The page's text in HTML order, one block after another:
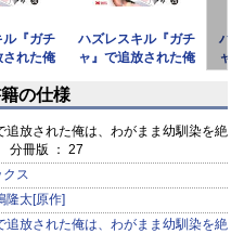
『ガチ
された俺
縁
ハズレスキル『ガチ
ャ』で追放された俺
ハ
ャ
next
の仕様
追放された俺は、わがまま幼馴染を絶
分冊版 ： 27
クス
隆太[原作]
追放された俺は、わがまま幼馴染を絶